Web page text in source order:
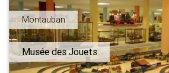
Montauban
Musée des Jouets